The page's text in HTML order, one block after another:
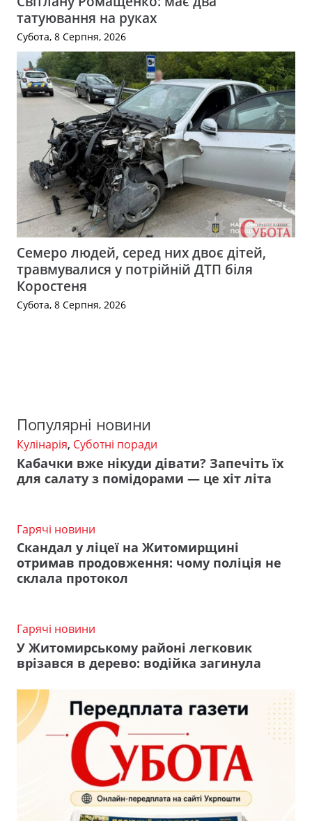
татуювання на руках
Субота, 8 Серпня, 2026
Семеро людей, серед них двоє дітей,
травмувалися у потрійній ДТП біля
Коростеня
Субота, 8 Серпня, 2026
Популярні новини
Кулінарія, Суботні поради
Кабачки вже нікуди дівати? Запечіть їх
для салату з помідорами — це хіт літа
Гарячі новини
Скандал у ліцеї на Житомирщині
отримав продовження: чому поліція не
склала протокол
Гарячі новини
У Житомирському районі легковик
врізався в дерево: водійка загинула